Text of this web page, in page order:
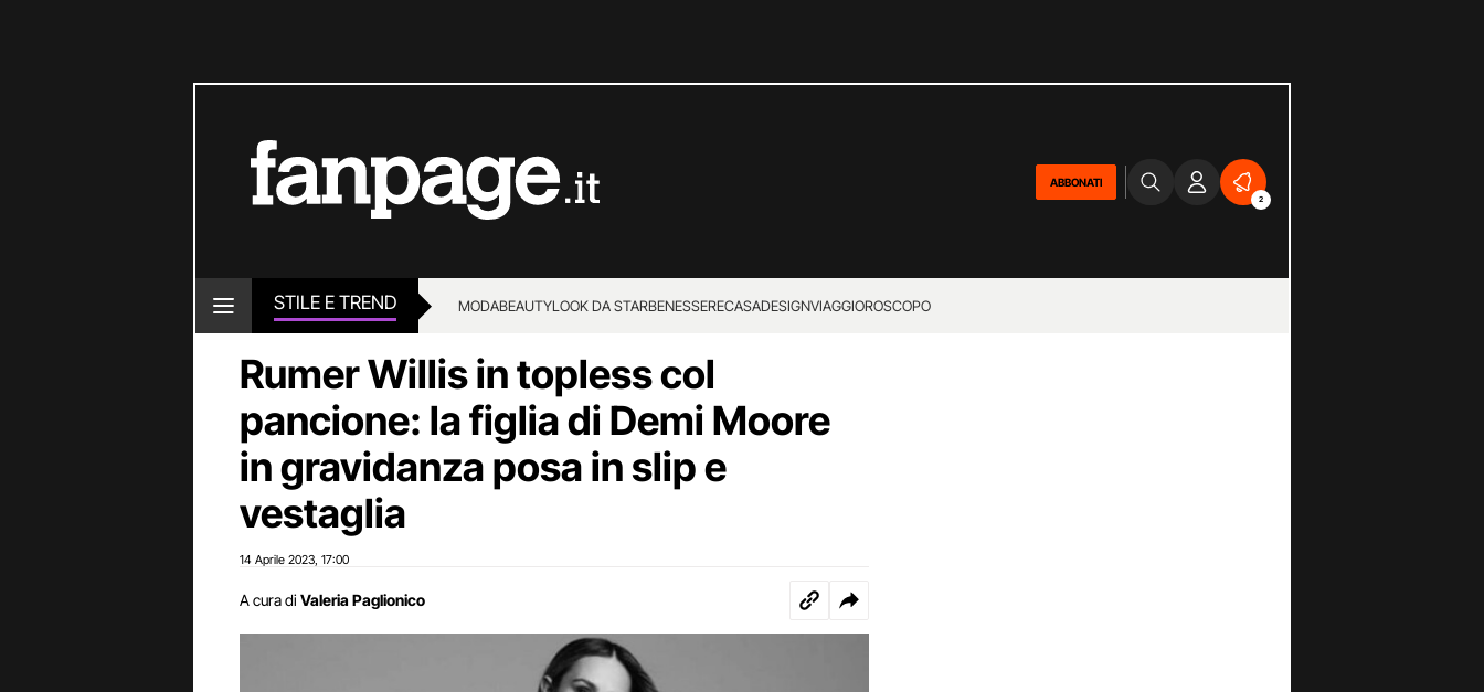
ABBONATI
2
STILE E TREND MODABEAUTYLOOK DA STARBENESSERECASADESIGNVIAGGIOROSCOPO
Rumer Willis in topless col
pancione: la figlia di Demi Moore
in gravidanza posa in slip e
vestaglia
14 Aprile 2023 17:00
A cura di Valeria Paglionico